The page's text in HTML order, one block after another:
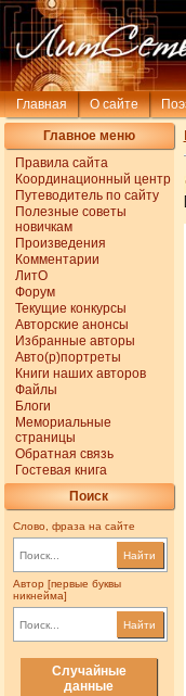
Главная О сайте
Главное меню
Правила сайта
Координационный центр
Путеводитель по сайту
Полезные советы
новичкам
Произведения
Комментарии
ЛитО
Форум
Текущие конкурсы
Авторские анонсы
Избранные авторы
Авто(р)портреты
Книги наших авторов
Файлы
Блоги
Мемориальные
страницы
Обратная связь
Гостевая книга
Поиск
Слово, фраза на сайте
Найти
Автор [первые буквы
никнейма]
Найти
Случайные
данные
[